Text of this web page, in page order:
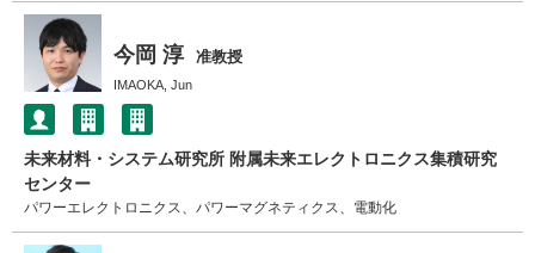
今岡 淳 准教授
IMAOKA, Jun
未来材料・システム研究所 附属未来エレクトロニクス集積研究
センター
パワーエレクトロニクス、パワーマグネティクス、電動化